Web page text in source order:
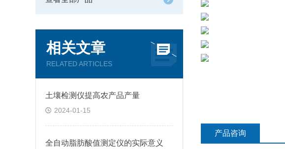
相关文章
RELATED ARTICLES
土壤检测仪提高农产品产量
2024-01-15
全自动脂肪酸值测定仪的实际意义
产品咨询